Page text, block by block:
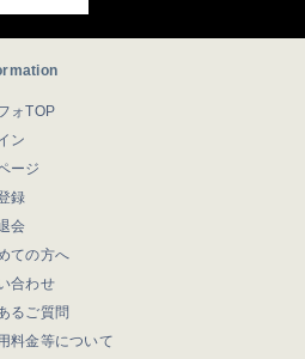
ォTOP
ン
ージ
録
会
ての方へ
合わせ
るご質問
料金等について